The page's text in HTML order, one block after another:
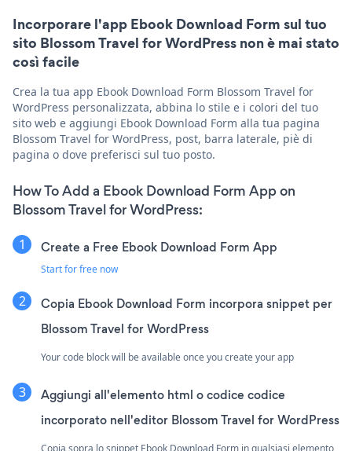
Incorporare l'app Ebook Download Form sul tuo
sito Blossom Travel for WordPress non è mai stato
così facile
Crea la tua app Ebook Download Form Blossom Travel for
WordPress personalizzata, abbina lo stile e i colori del tuo
sito web e aggiungi Ebook Download Form alla tua pagina
Blossom Travel for WordPress, post, barra laterale, piè di
pagina o dove preferisci sul tuo posto.
How To Add a Ebook Download Form App on
Blossom Travel for WordPress:
Create a Free Ebook Download Form App
Start for free now
Copia Ebook Download Form incorpora snippet per
Blossom Travel for WordPress
Your code block will be available once you create your app
Aggiungi all'elemento html o codice codice
incorporato nell'editor Blossom Travel for WordPress
Copia sopra lo snippet Ebook Download Form in qualsiasi elemento